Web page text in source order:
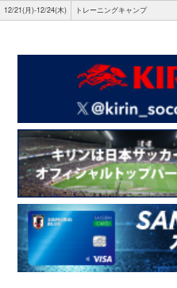
12/21(月)-12/24(木)
トレーニングキャンプ